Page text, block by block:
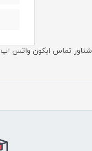
شناور تماس ایکون واتس اپ